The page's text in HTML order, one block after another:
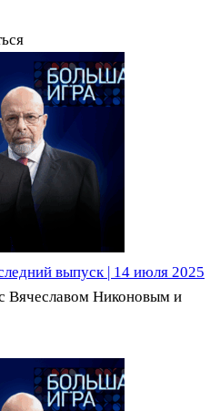
выпуск | 14 июля 2025
Вячеславом Никоновым и